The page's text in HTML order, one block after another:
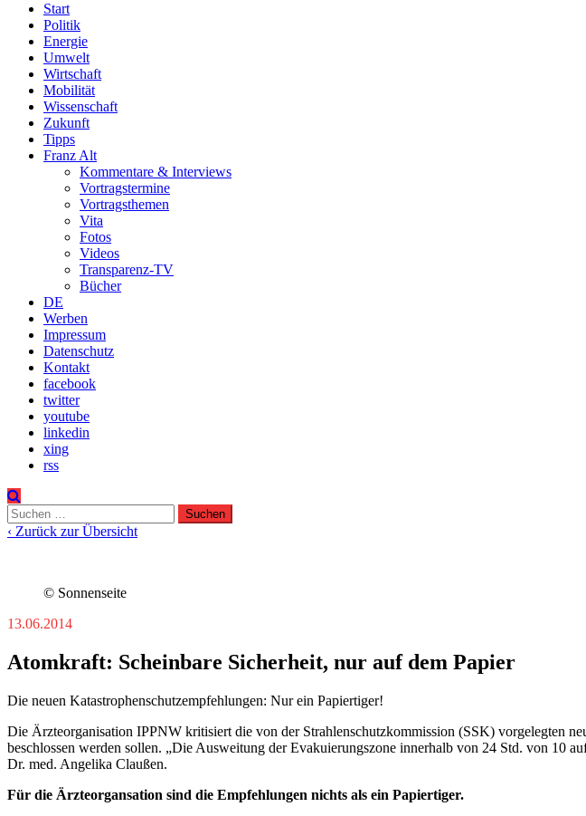
Start
Politik
Energie
Umwelt
Wirtschaft
Mobilität
Wissenschaft
Zukunft
Tipps
Franz Alt
Kommentare & Interviews
Vortragstermine
Vortragsthemen
Vita
Fotos
Videos
Transparenz-TV
Bücher
DE
Werben
Impressum
Datenschutz
Kontakt
facebook
twitter
youtube
linkedin
xing
rss
Suchen
nach:
‹ Zurück zur Übersicht
© Sonnenseite
13.06.2014
Atomkraft: Scheinbare Sicherheit, nur auf dem Papier
Die neuen Katastrophenschutzempfehlungen: Nur ein Papiertiger!
Die Ärzteorganisation IPPNW kritisiert die von der Strahlenschutzkommission (SSK) vorgelegten
beschlossen werden sollen. „Die Ausweitung der Evakuierungszone innerhalb von 24 Std. von 10
Dr. med. Angelika Claußen.
Für die Ärzteorgansation sind die Empfehlungen nichts als ein Papiertiger.